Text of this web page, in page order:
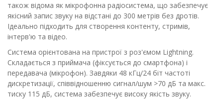
також відома як мікрофонна радіосистема, що забезпечує
якісний запис звуку на відстані до 300 метрів без дротів.
Ідеально підходить для створення контенту, стримів,
інтерв'ю та відео.
Система орієнтована на пристрої з роз'ємом Lightning.
Складається з приймача (фіксується до смартфона) і
передавача (мікрофон). Завдяки 48 кГц/24 біт частоті
дискретизації, співвідношенню сигнал/шум >70 дБ та макс.
тиску 115 дБ, система забезпечує високу якість звуку.